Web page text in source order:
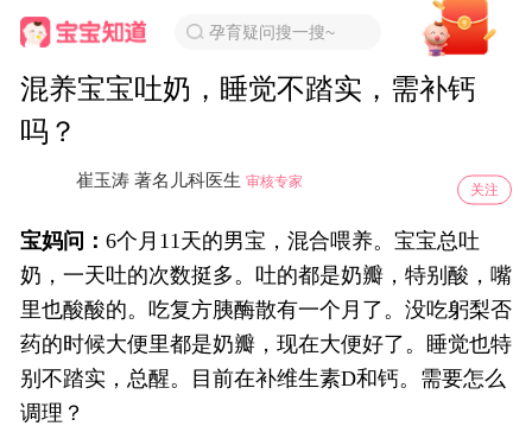
孕育疑问搜一搜~
混养宝宝吐奶，睡觉不踏实，需补钙
吗？
崔玉涛 著名儿科医生 审核专家
关注
宝妈问： 6个月11天的男宝，混合喂养。宝宝总吐
奶，一天吐的次数挺多。吐的都是奶瓣，特别酸，嘴
里也酸酸的。吃复方胰酶散有一个月了。没吃躬梨否
药的时候大便里都是奶瓣，现在大便好了。睡觉也特
别不踏实，总醒。目前在补维生素D和钙。需要怎么
调理？